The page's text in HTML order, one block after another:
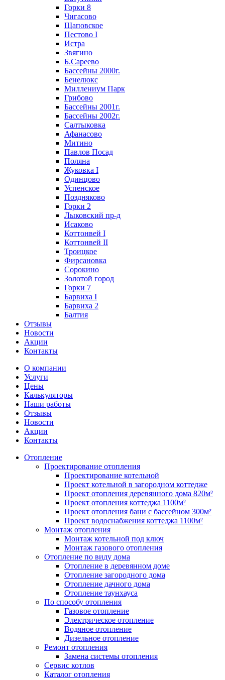
Горки 8
Чигасово
Щаповское
Пестово I
Истра
Звягино
Б.Сареево
Бассейны 2000г.
Бенелюкс
Миллениум Парк
Грибово
Бассейны 2001г.
Бассейны 2002г.
Салтыковка
Афанасово
Митино
Павлов Посад
Поляна
Жуковка I
Одинцово
Успенское
Поздняково
Горки 2
Лыковский пр-д
Исаково
Коттонвей I
Коттонвей II
Троицкое
Фирсановка
Сорокино
Золотой город
Горки 7
Барвиха I
Барвиха 2
Балтия
Отзывы
Новости
Акции
Контакты
О компании
Услуги
Цены
Калькуляторы
Наши работы
Отзывы
Новости
Акции
Контакты
Отопление
Проектирование отопления
Проектирование котельной
Проект котельной в загородном коттедже
Проект отопления деревянного дома 820м²
Проект отопления коттеджа 1100м²
Проект отопления бани с бассейном 300м²
Проект водоснабжения коттеджа 1100м²
Монтаж отопления
Монтаж котельной под ключ
Монтаж газового отопления
Отопление по виду дома
Отопление в деревянном доме
Отопление загородного дома
Отопление дачного дома
Отопление таунхауса
По способу отопления
Газовое отопление
Электрическое отопление
Водяное отопление
Дизельное отопление
Ремонт отопления
Замена системы отопления
Сервис котлов
Каталог отопления